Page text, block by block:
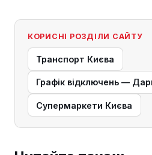
КОРИСНІ РОЗДІЛИ САЙТУ
Транспорт Києва
Графік відключень —
Супермаркети Києва